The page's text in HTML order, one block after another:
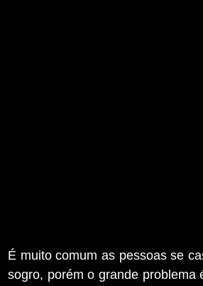
É muito comum as pessoas se
sogro, porém o grande problema